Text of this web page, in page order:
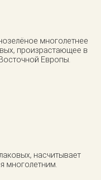
многолетнее
произрастающее в
Европы.
насчитывает
многолетним.